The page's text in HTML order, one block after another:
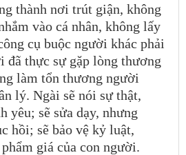
thành nơi trút giận, không
vào cá nhân, không lấy
cụ buộc người khác phải
đã thực sự gặp lòng thương
làm tổn thương người
lý. Ngài sẽ nói sự thật,
yêu; sẽ sửa dạy, nhưng
hồi; sẽ bảo vệ kỷ luật,
giá của con người.